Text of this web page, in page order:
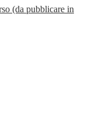
(da pubblicare in